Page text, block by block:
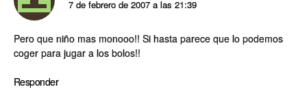
7 de febrero de 2007 a las 21:39
Pero que niño mas monooo!! Si hasta parece que lo podemos
coger para jugar a los bolos!!
Responder